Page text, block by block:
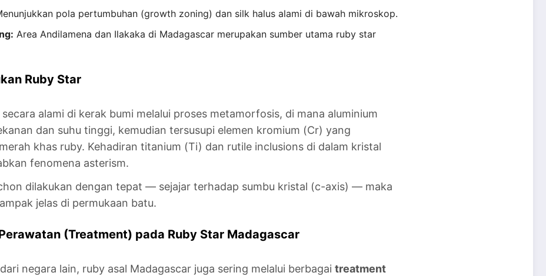
pola pertumbuhan (growth zoning) dan silk halus alami di bawah mikroskop.
Area Andilamena dan Ilakaka di Madagascar merupakan sumber utama ruby star
Ruby Star
alami di kerak bumi melalui proses metamorfosis, di mana aluminium
dan suhu tinggi, kemudian tersusupi elemen kromium (Cr) yang
khas ruby. Kehadiran titanium (Ti) dan rutile inclusions di dalam kristal
fenomena asterism.
dilakukan dengan tepat — sejajar terhadap sumbu kristal (c-axis) — maka
jelas di permukaan batu.
(Treatment) pada Ruby Star Madagascar
negara lain, ruby asal Madagascar juga sering melalui berbagai treatment